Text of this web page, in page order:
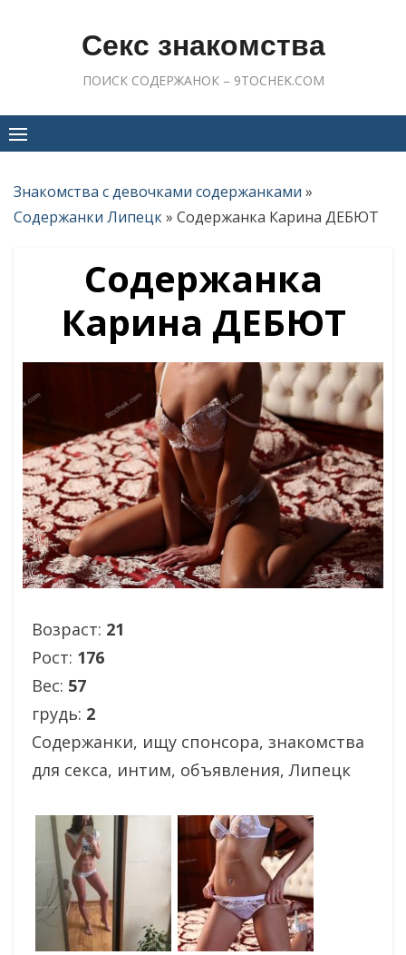
Секс знакомства
ПОИСК СОДЕРЖАНОК – 9TOCHEK.COM
Знакомства с девочками содержанками »
Содержанки Липецк» Содержанка Карина ДЕБЮТ
Содержанка
Карина ДЕБЮТ
Возраст: 21
Рост: 176
Вес: 57
грудь: 2
Содержанки, ищу спонсора, знакомства
для секса, интим, объявления, Липецк